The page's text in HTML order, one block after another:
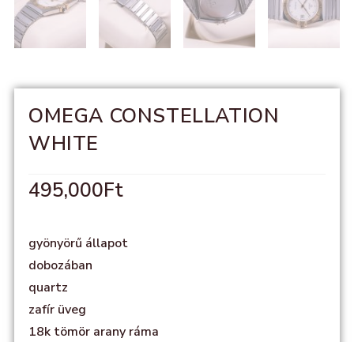
OMEGA CONSTELLATION
WHITE
495,000Ft
gyönyörű állapot
dobozában
quartz
zafír üveg
18k tömör arany ráma